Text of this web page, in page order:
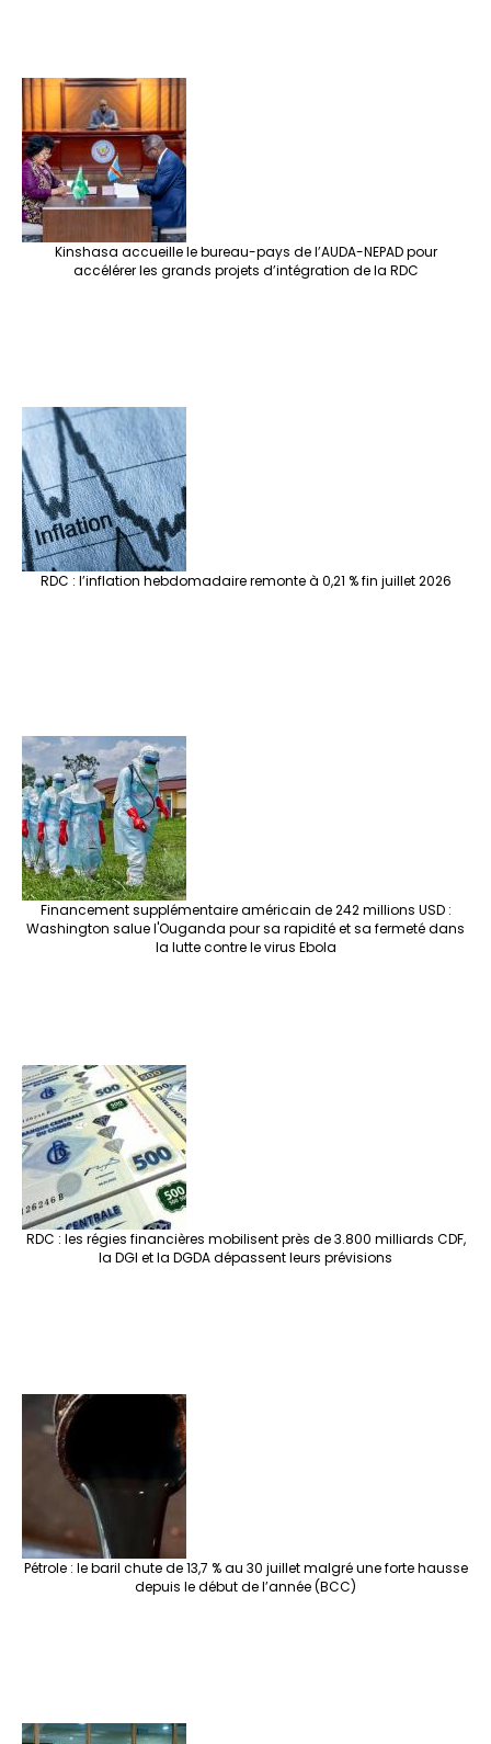
Kinshasa accueille le bureau-pays de l’AUDA-NEPAD pour
accélérer les grands projets d’intégration de la RDC
RDC : l’inflation hebdomadaire remonte à 0,21 % fin juillet 2026
Financement supplémentaire américain de 242 millions USD :
Washington salue l'Ouganda pour sa rapidité et sa fermeté dans
la lutte contre le virus Ebola
RDC : les régies financières mobilisent près de 3.800 milliards CDF,
la DGI et la DGDA dépassent leurs prévisions
Pétrole : le baril chute de 13,7 % au 30 juillet malgré une forte hausse
depuis le début de l’année (BCC)